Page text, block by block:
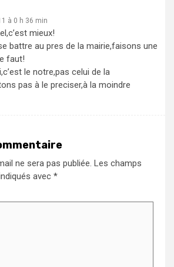
à 0 h 36 min
mieux!
battre au pres de la mairie,faisons une
faut!
le notre,pas celui de la
pas à le preciser,à la moindre
ne sera pas publiée. Les champs
avec *